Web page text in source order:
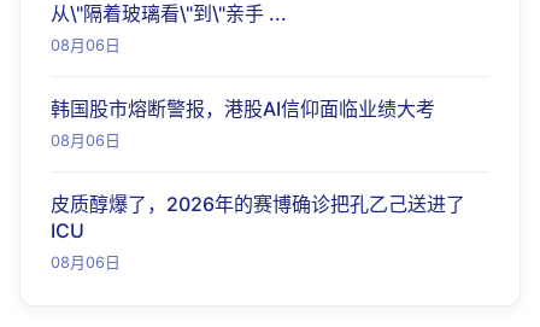
从\"隔着玻璃看\"到\"亲手 ...
08月06日
韩国股市熔断警报，港股AI信仰面临业绩大考
08月06日
皮质醇爆了，2026年的赛博确诊把孔乙己送进了
ICU
08月06日